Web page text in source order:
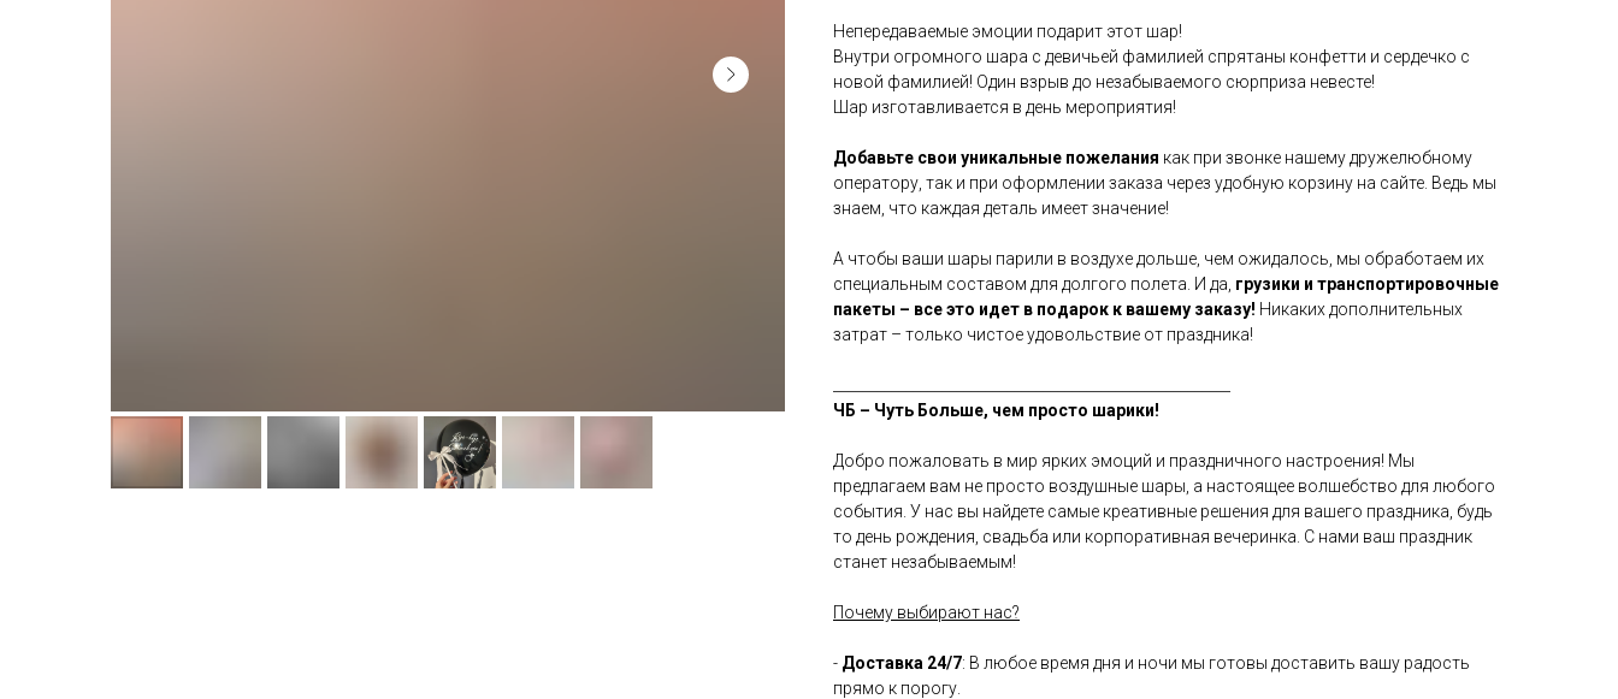
Непередаваемые эмоции подарит этот шар!
Внутри огромного шара с девичьей фамилией спрятаны конфетти и сердечко с
новой фамилией! Один взрыв до незабываемого сюрприза невесте!
Шар изготавливается в день мероприятия!
Добавьте свои уникальные пожелания как при звонке нашему дружелюбному
оператору, так и при оформлении заказа через удобную корзину на сайте. Ведь мы
знаем, что каждая деталь имеет значение!
А чтобы ваши шары парили в воздухе дольше, чем ожидалось, мы обработаем их
специальным составом для долгого полета. И да, грузики и транспортировочные
пакеты – все это идет в подарок к вашему заказу! Никаких дополнительных
затрат – только чистое удовольствие от праздника!
ЧБ – Чуть Больше, чем просто шарики!
Добро пожаловать в мир ярких эмоций и праздничного настроения! Мы
предлагаем вам не просто воздушные шары, а настоящее волшебство для любого
события. У нас вы найдете самые креативные решения для вашего праздника, будь
то день рождения, свадьба или корпоративная вечеринка. С нами ваш праздник
станет незабываемым!
Почему выбирают нас?
- Доставка 24/7: В любое время дня и ночи мы готовы доставить вашу радость
прямо к порогу.